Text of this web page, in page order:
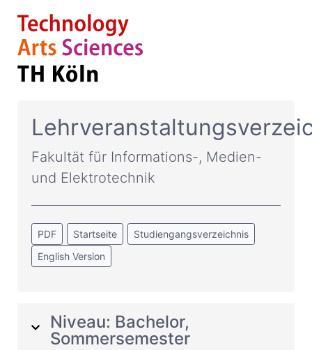
Fakultät für Informations-, Medien-
und Elektrotechnik
PDF Startseite
Studiengangsverzeichnis
English Version
Niveau: Bachelor,
Sommersemester